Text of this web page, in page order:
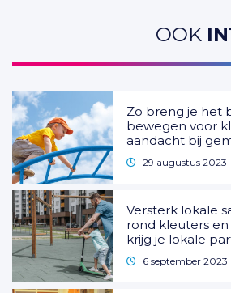
OOK
Zo breng je het
bewegen voor
aandacht bij
29 augustus 2023
Versterk lokale
rond kleuters
krijg je lokale
6 september 2023